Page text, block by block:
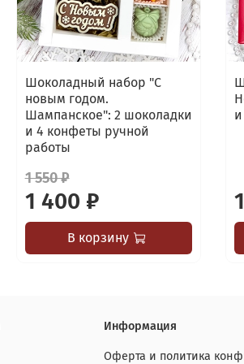
Шоколадный набор "С
новым годом.
Шампанское": 2 шоколадки
и 4 конфеты ручной
работы
1 550 ₽
1 400 ₽
В корзину
Информация
Оферта и политика